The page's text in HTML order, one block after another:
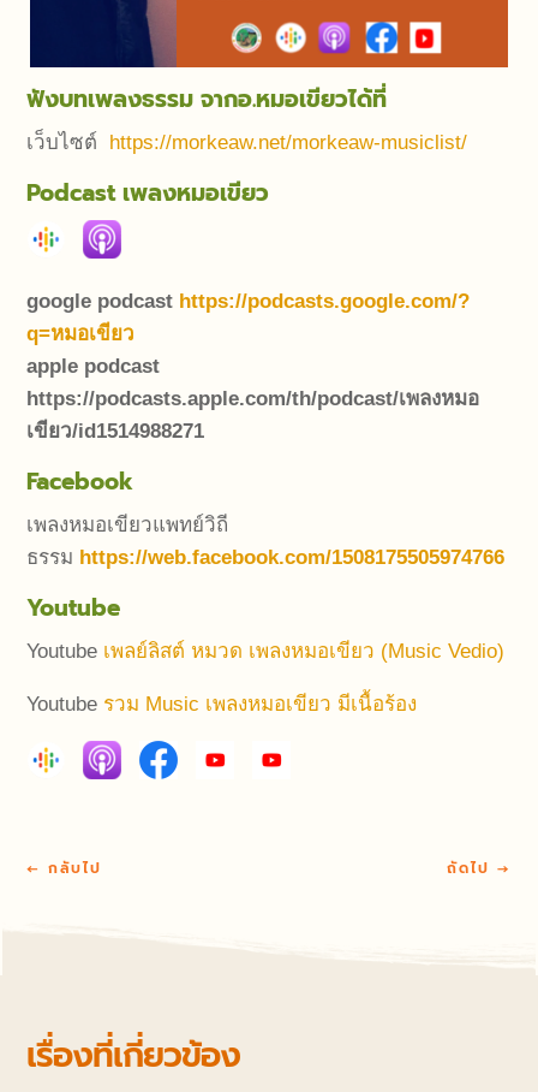
ฟังบทเพลงธรรม จากอ.หมอเขียวได้ที่
เว็บไซต์ https://morkeaw.net/morkeaw-musiclist/
Podcast เพลงหมอเขียว
google podcast https://podcasts.google.com/?
q=หมอเขียว
apple podcast
https://podcasts.apple.com/th/podcast/เพลงหมอ
เขียว/id1514988271
Facebook
เพลงหมอเขียวแพทย์วิถี
ธรรม https://web.facebook.com/1508175505974766
Youtube
Youtube เพลย์ลิสต์ หมวด เพลงหมอเขียว (Music Vedio)
Youtube รวม Music เพลงหมอเขียว มีเนื้อร้อง
←กลับไป ถัดไป →
เรื่องที่เกี่ยวข้อง